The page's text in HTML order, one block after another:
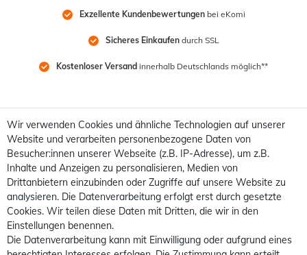
Exzellente Kundenbewertungen bei eKomi
Sicheres Einkaufen durch SSL
Kostenloser Versand innerhalb Deutschlands möglich**
Wir verwenden Cookies und ähnliche Technologien auf unserer
Website und verarbeiten personenbezogene Daten von
Besucher:innen unserer Webseite (z.B. IP-Adresse), um z.B.
Inhalte und Anzeigen zu personalisieren, Medien von
Drittanbietern einzubinden oder Zugriffe auf unsere Website zu
analysieren. Die Datenverarbeitung erfolgt erst durch gesetzte
Cookies. Wir teilen diese Daten mit Dritten, die wir in den
Einstellungen benennen.
Die Datenverarbeitung kann mit Einwilligung oder aufgrund eines